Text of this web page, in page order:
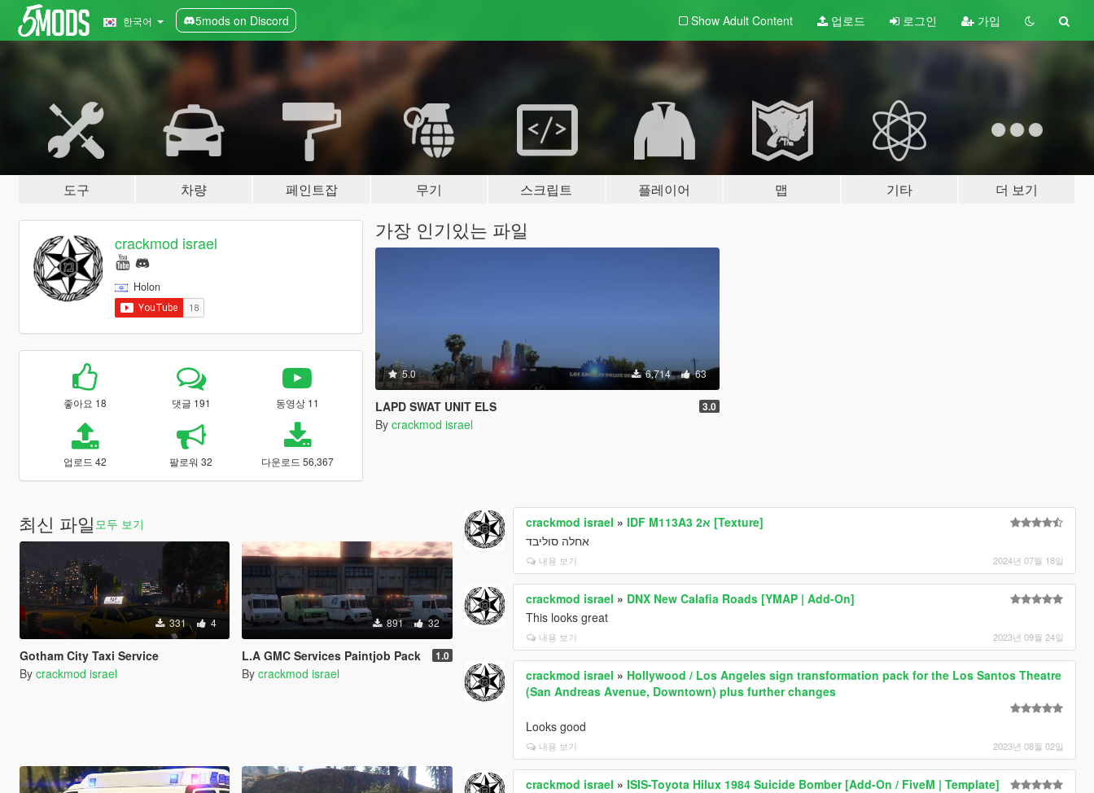
한국어 5mods on Discord Show Adult Content 업로드 로그인 가입
도구 차량 페인트잡 무기 스크립트 플레이어 맵 기타 더 보기
crackmod israel
Holon
좋아요 18 댓글 191 동영상 11
업로드 42 팔로워 32 다운로드 56,367
가장 인기있는 파일
5.0 6,714 63
LAPD SWAT UNIT ELS 3.0
By crackmod israel
최신 파일 모두 보기
331 4
Gotham City Taxi Service
By crackmod israel
891 32
L.A GMC Services Paintjob Pack 1.0
By crackmod israel
crackmod israel »
IDF M113A3 2א [Texture]
אחלה סוליבד
내용 보기 2024년 07월 18일
crackmod israel » DNX New Calafia Roads [YMAP | Add-On]
This looks great
내용 보기 2023년 09월 24일
crackmod israel » Hollywood / Los Angeles sign transformation pack for the Los Santos Theatre
(San Andreas Avenue, Downtown) plus further changes
Looks good
내용 보기 2023년 08월 02일
crackmod israel »ISIS-Toyota Hilux 1984 Suicide Bomber [Add-On / FiveM | Template]